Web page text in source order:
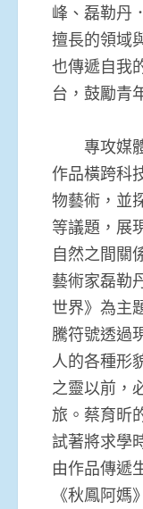
峰、磊勒丹
擅長的領域
也傳遞自我
台，鼓勵青
專攻媒體
作品橫跨科
物藝術，並
等議題，展
自然之間關
藝術家磊勒
世界》為主
騰符號透過
人的各種形
之靈以前，
旅。蔡育昕
試著將求學
由作品傳遞
《秋鳳阿